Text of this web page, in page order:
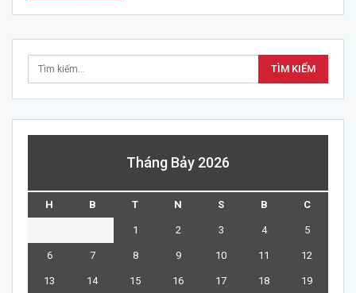
Tháng Bảy 2026
H B T N S B C
1 2 3 4 5
6 7 8 9 10 11 12
13 14 15 16 17 18 19